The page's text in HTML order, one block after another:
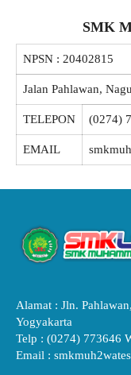
SMK
NPSN : 20402815
Jalan Pahlawan,
TELEPON (0274)
EMAIL
Alamat : Jln.
Yogyakarta
Telp : (0274) 773646
Email :